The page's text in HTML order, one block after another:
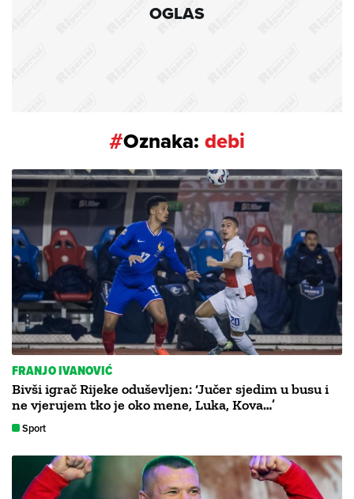
OGLAS
#Oznaka: debi
FRANJO IVANOVIĆ
Bivši igrač Rijeke oduševljen: ‘Jučer sjedim u busu i
ne vjerujem tko je oko mene, Luka, Kova…’
Sport